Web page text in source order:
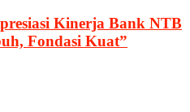
Kinerja Bank NTB
Fondasi Kuat”